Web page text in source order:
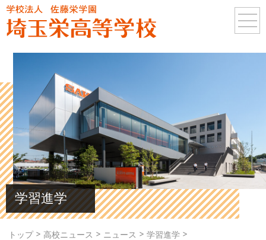
学習進学
トップ> 高校ニュース > ニュース > 学習進学 >